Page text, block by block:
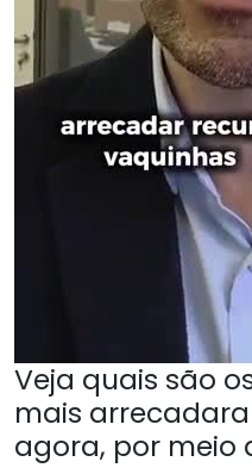
Veja quais são
mais
agora, por meio